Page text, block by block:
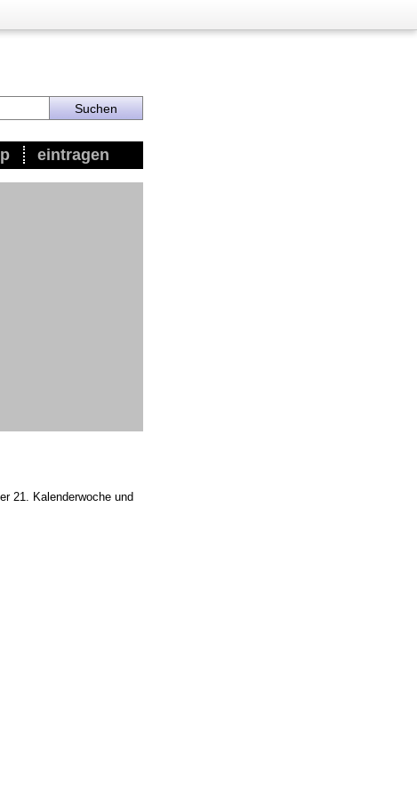
eintragen
21. Kalenderwoche und